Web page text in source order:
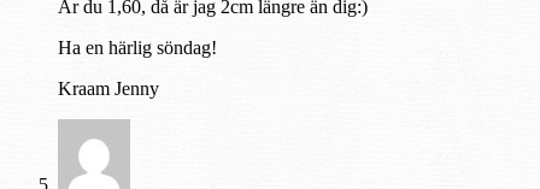
Är du 1,60, då är jag 2cm längre än dig:)
Ha en härlig söndag!
Kraam Jenny